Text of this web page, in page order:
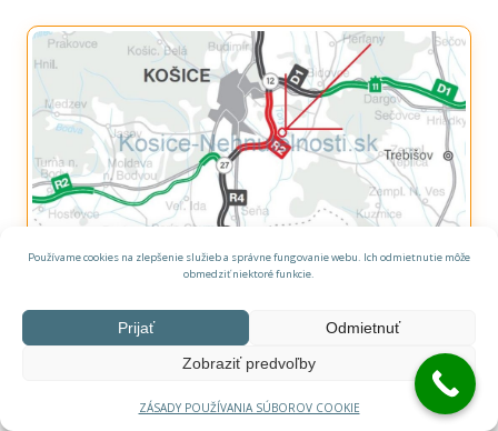
Používame cookies na zlepšenie služieb a správne fungovanie webu. Ich odmietnutie môže
obmedziť niektoré funkcie.
Prijať
Odmietnuť
Zobraziť predvoľby
ZÁSADY POUŽÍVANIA SÚBOROV COOKIE
Predaj investičný pozemok 2000 m2 parcela C
Košice - Krásna
040 18 Krásna, Slovensko
Pozemok
2.000 m²
60.000,- €